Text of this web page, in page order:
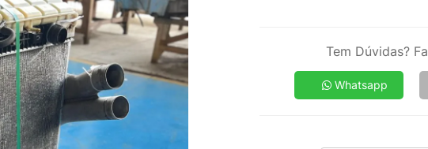
Tem Dúvidas?
Whatsapp